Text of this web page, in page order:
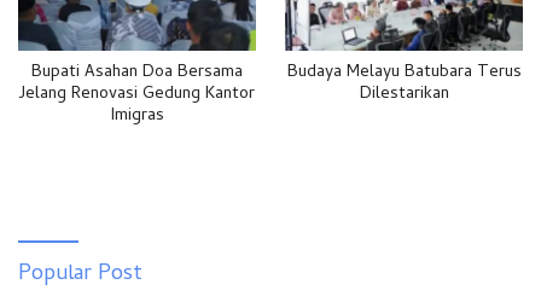
Bupati Asahan Doa Bersama
Jelang Renovasi Gedung Kantor
Imigras
Budaya Melayu Batubara Terus
Dilestarikan
Popular Post